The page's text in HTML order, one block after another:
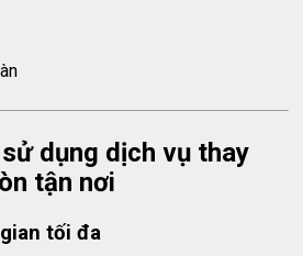
dụng dịch vụ thay
tận nơi
tối đa